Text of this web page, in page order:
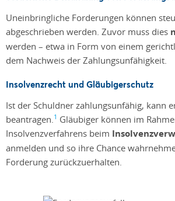
Uneinbringliche Forderungen können
abgeschrieben werden. Zuvor muss dies
werden – etwa in Form von einem
dem Nachweis der Zahlungsunfähigkeit.
Insolvenzrecht und Gläubigerschutz
Ist der Schuldner zahlungsunfähig, kann
beantragen.1 Gläubiger können im
Insolvenzverfahrens beim
anmelden und so ihre Chance
Forderung zurückzuerhalten.